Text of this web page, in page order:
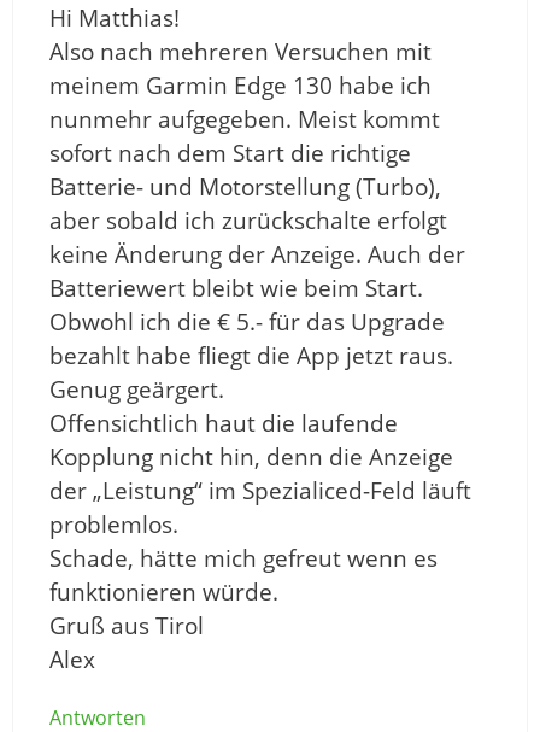
Hi Matthias!
Also nach mehreren Versuchen mit
meinem Garmin Edge 130 habe ich
nunmehr aufgegeben. Meist kommt
sofort nach dem Start die richtige
Batterie- und Motorstellung (Turbo),
aber sobald ich zurückschalte erfolgt
keine Änderung der Anzeige. Auch der
Batteriewert bleibt wie beim Start.
Obwohl ich die € 5.- für das Upgrade
bezahlt habe fliegt die App jetzt raus.
Genug geärgert.
Offensichtlich haut die laufende
Kopplung nicht hin, denn die Anzeige
der „Leistung“ im Spezialiced-Feld läuft
problemlos.
Schade, hätte mich gefreut wenn es
funktionieren würde.
Gruß aus Tirol
Alex
Antworten